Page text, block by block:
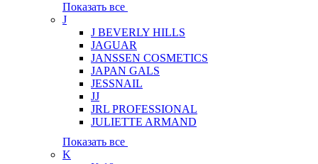
Показать все
J
J BEVERLY HILLS
JAGUAR
JANSSEN COSMETICS
JAPAN GALS
JESSNAIL
JJ
JRL PROFESSIONAL
JULIETTE ARMAND
Показать все
K